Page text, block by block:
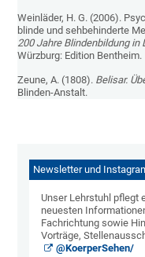
Weinläder, H. G. (2006).
blinde und sehbehinderte
200 Jahre Blindenbildung in
Würzburg: Edition Bentheim.
Zeune, A. (1808). Belisar.
Blinden-Anstalt.
Newsletter und
Unser Lehrstuhl pflegt
neuesten
Fachrichtung sowie
Vorträge,
@KoerperSehen/